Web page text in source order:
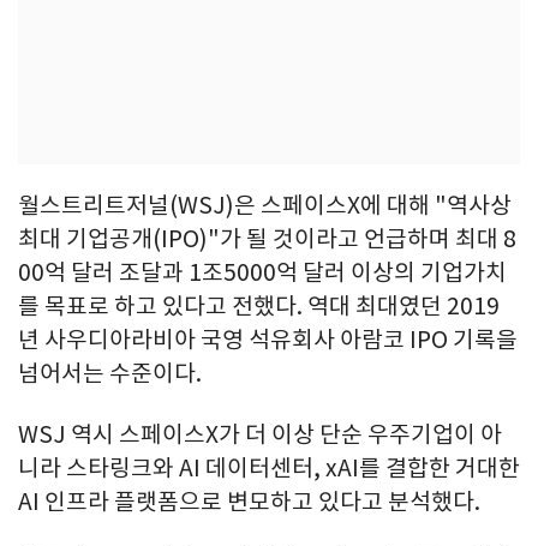
월스트리트저널(WSJ)은 스페이스X에 대해 "역사상
최대 기업공개(IPO)"가 될 것이라고 언급하며 최대 8
00억 달러 조달과 1조5000억 달러 이상의 기업가치
를 목표로 하고 있다고 전했다. 역대 최대였던 2019
년 사우디아라비아 국영 석유회사 아람코 IPO 기록을
넘어서는 수준이다.
WSJ 역시 스페이스X가 더 이상 단순 우주기업이 아
니라 스타링크와 AI 데이터센터, xAI를 결합한 거대한
AI 인프라 플랫폼으로 변모하고 있다고 분석했다.